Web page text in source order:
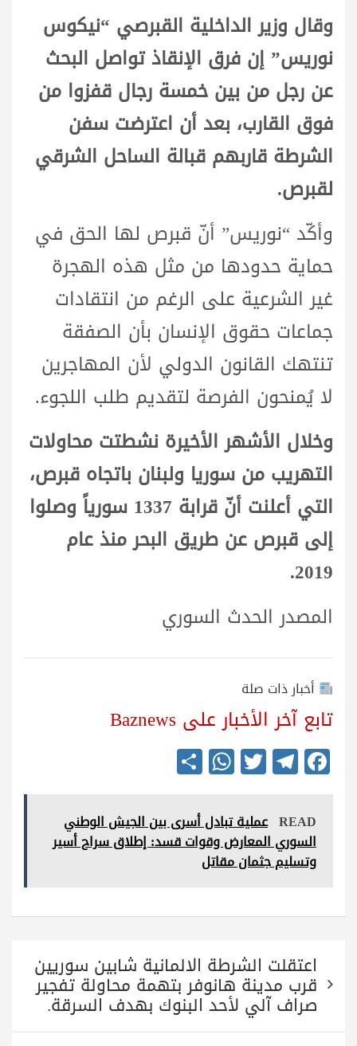
وقال وزير الداخلية القبرصي “نيكوس
نوريس” إن فرق الإنقاذ تواصل البحث
عن رجل من بين خمسة رجال قفزوا من
فوق القارب، بعد أن اعترضت سفن
الشرطة قاربهم قبالة الساحل الشرقي
لقبرص.
وأكّد “نوريس” أنّ قبرص لها الحق في
حماية حدودها من مثل هذه الهجرة
غير الشرعية على الرغم من انتقادات
جماعات حقوق الإنسان بأن الصفقة
تنتهك القانون الدولي لأن المهاجرين
لا يُمنحون الفرصة لتقديم طلب اللجوء.
وخلال الأشهر الأخيرة نشطتت محاولات
التهريب من سوريا ولبنان باتجاه قبرص،
التي أعلنت أنّ قرابة 1337 سورياً وصلوا
إلى قبرص عن طريق البحر منذ عام
2019.
المصدر الحدث السوري
أخبار ذات صلة
تابع آخر الأخبار على Baznews
Fa
ce
bo
ok
Te
le
gr
a
m
T
wi
tte
r
W
ha
ts
A
pp
re READ عملية تبادل أسرى بين الجيش الوطني
السوري المعارض وقوات قسد: إطلاق سراح أسير
وتسليم جثمان مقاتل
تصفّح
المقالات
اعتقلت الشرطة الالمانية شابين سوريين
قرب مدينة هانوفر بتهمة محاولة تفجير
صراف آلي لأحد البنوك بهدف السرقة.